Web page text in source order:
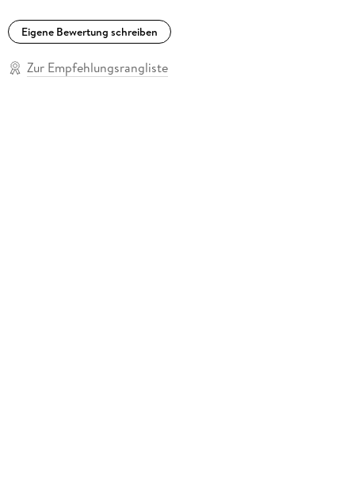
Eigene Bewertung schreiben
Zur Empfehlungsrangliste